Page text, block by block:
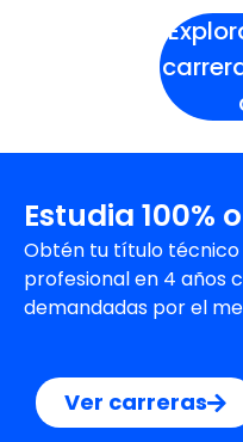
Estudia 100%
Obtén tu título técnico
profesional en 4 años
demandadas por el
Ver carreras